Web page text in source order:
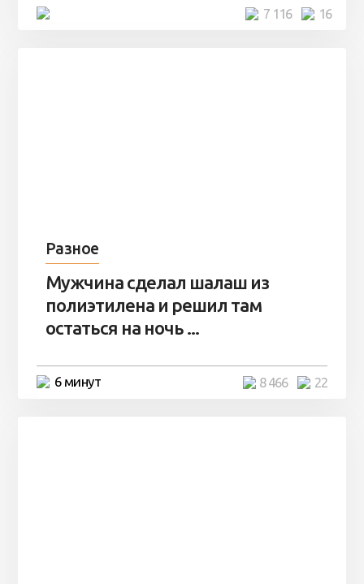
16
7 116
Разное
Мужчина сделал шалаш из
полиэтилена и решил там
остаться на ночь ...
6 минут 22
8 466